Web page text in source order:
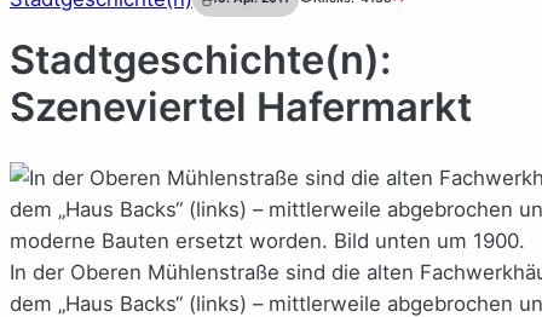
Stadtgeschichte(n):
Szeneviertel Hafermarkt
In der Oberen Mühlenstraße sind die alten
dem „Haus Backs“ (links) – mittlerweile abgebrochen